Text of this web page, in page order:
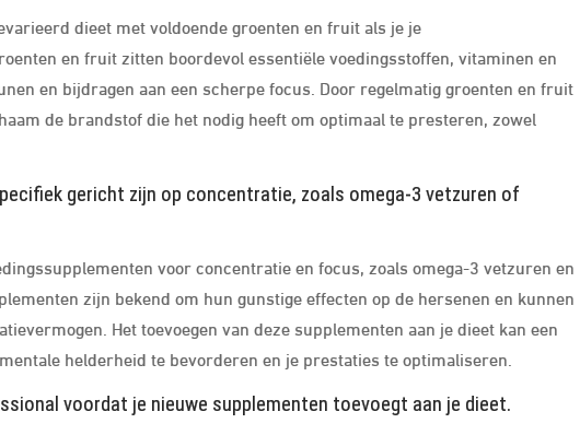
dieet met voldoende groenten en fruit als je je
en fruit zitten boordevol essentiële voedingsstoffen, vitaminen en
en bijdragen aan een scherpe focus. Door regelmatig groenten en fruit
de brandstof die het nodig heeft om optimaal te presteren, zowel
gericht zijn op concentratie, zoals omega-3 vetzuren of
voor concentratie en focus, zoals omega-3 vetzuren en
zijn bekend om hun gunstige effecten op de hersenen en kunnen
Het toevoegen van deze supplementen aan je dieet kan een
helderheid te bevorderen en je prestaties te optimaliseren.
voordat je nieuwe supplementen toevoegt aan je dieet.